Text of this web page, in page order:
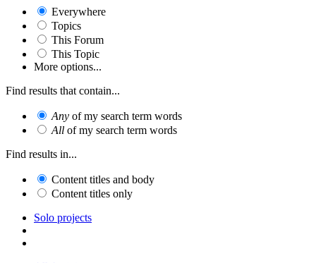
Everywhere
Topics
This Forum
This Topic
More options...
Find results that contain...
Any of my search term words
All of my search term words
Find results in...
Content titles and body
Content titles only
Solo projects